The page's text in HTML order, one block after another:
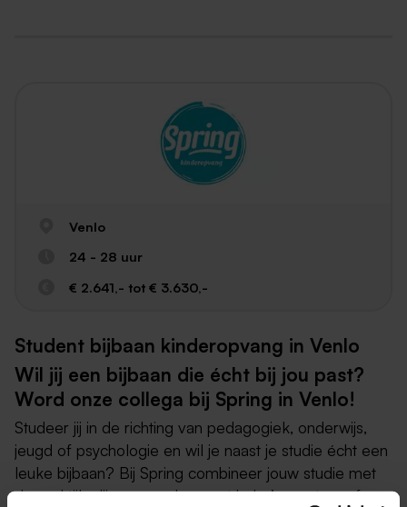
Venlo
24 - 28 uur
€ 2.641,- tot € 3.630,-
Student bijbaan kinderopvang in Venlo
Wil jij een bijbaan die écht bij jou past?
Word onze collega bij Spring in Venlo!
Studeer jij in de richting van pedagogiek, onderwijs,
jeugd of psychologie en wil je naast je studie écht een
leuke bijbaan? Bij Spring combineer jouw studie met
de praktijk. Jij mag werken met baby’s, peuters of op